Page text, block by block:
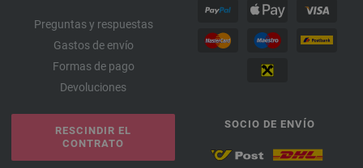
Preguntas y respuestas
Gastos de envío
Formas de pago
Devoluciones
RESCINDIR EL
CONTRATO
SOCIO DE ENVÍO